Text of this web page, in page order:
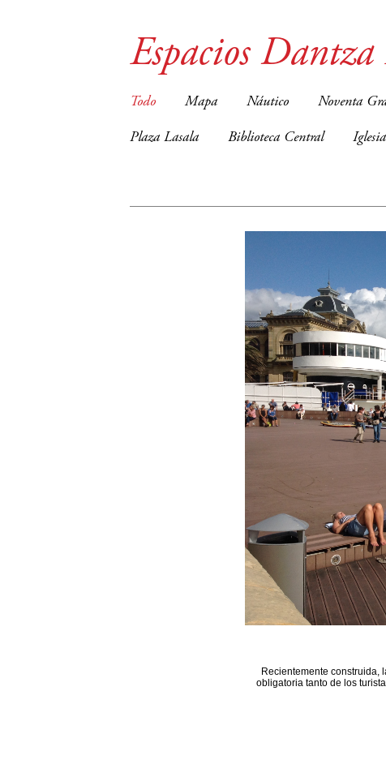
Espacios
Todo Mapa Náutico Noventa
Plaza Lasala Biblioteca Central
Recientemente construida,
obligatoria tanto de los